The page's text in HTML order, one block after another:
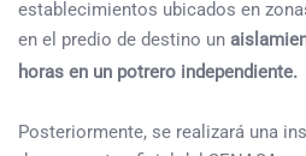
establecimientos ubicados en
en el predio de destino un
horas en un potrero independiente.
Posteriormente, se realizará una